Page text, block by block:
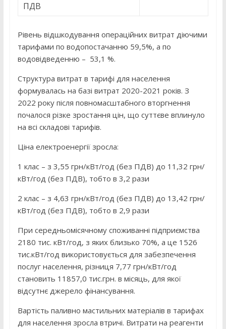
ПДВ
Рівень відшкодування операційних витрат діючими
тарифами по водопостачанню 59,5%, а по
водовідведенню – 53,1 %.
Структура витрат в тарифі для населення
формувалась на базі витрат 2020-2021 років. З
2022 року після повномасштабного вторгнення
почалося різке зростання цін, що суттєве вплинуло
на всі складові тарифів.
Ціна електроенергії зросла:
1 клас – з 3,55 грн/кВт/год (без ПДВ) до 11,32 грн/
кВт/год (без ПДВ), тобто в 3,2 рази
2 клас – з 4,63 грн/кВт/год (без ПДВ) до 13,42 грн/
кВт/год (без ПДВ), тобто в 2,9 рази
При середньомісячному споживанні підприємства
2180 тис. кВт/год, з яких близько 70%, а це 1526
тис.кВт/год використовується для забезпечення
послуг населення, різниця 7,77 грн/кВт/год
становить 11857,0 тис.грн. в місяць, для якої
відсутнє джерело фінансування.
Вартість паливно мастильних матеріалів в тарифах
для населення зросла втричі. Витрати на реагенти